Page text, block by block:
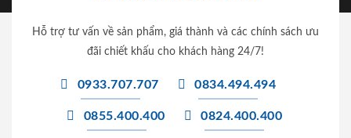
Hỗ trợ tư vấn về sản phẩm, giá thành và các chính sách ưu
đãi chiết khấu cho khách hàng 24/7!
0933.707.707 0834.494.494
0855.400.400 0824.400.400